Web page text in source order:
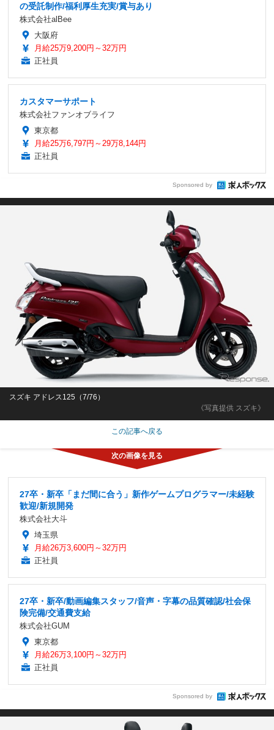
の受託制作/福利厚生充実/賞与あり
株式会社alBee
大阪府
月給25万9,200円～32万円
正社員
カスタマーサポート
株式会社ファンオブライフ
東京都
月給25万6,797円～29万8,144円
正社員
Sponsored by
《写真提供 スズキ》
スズキ アドレス125（7/76）
この記事へ戻る
27卒・新卒「まだ間に合う」新作ゲームプログラマー/未経験
歓迎/新規開発
株式会社大斗
埼玉県
月給26万3,600円～32万円
正社員
27卒・新卒/動画編集スタッフ/音声・字幕の品質確認/社会保
険完備/交通費支給
株式会社GUM
東京都
月給26万3,100円～32万円
正社員
Sponsored by